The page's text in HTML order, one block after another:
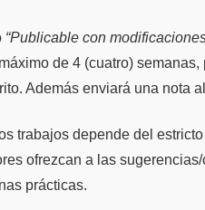
“Publicable con
de 4 (cuatro)
Además enviará una nota
trabajos depende del
ofrezcan a las
prácticas.